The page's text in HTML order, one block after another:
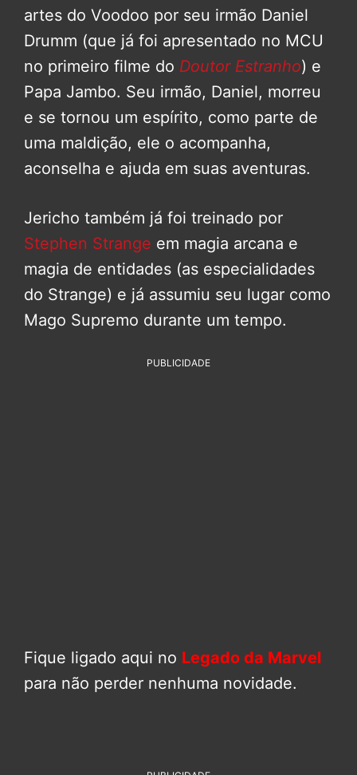
artes do Voodoo por seu irmão Daniel
Drumm (que já foi apresentado no MCU
no primeiro filme do Doutor Estranho) e
Papa Jambo. Seu irmão, Daniel, morreu
e se tornou um espírito, como parte de
uma maldição, ele o acompanha,
aconselha e ajuda em suas aventuras.
Jericho também já foi treinado por
Stephen Strange em magia arcana e
magia de entidades (as especialidades
do Strange) e já assumiu seu lugar como
Mago Supremo durante um tempo.
PUBLICIDADE
Fique ligado aqui no Legado da Marvel
para não perder nenhuma novidade.